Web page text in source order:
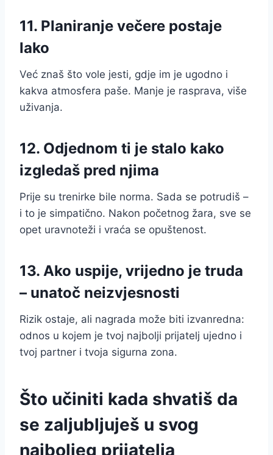
11. Planiranje večere postaje
lako
Već znaš što vole jesti, gdje im je ugodno i
kakva atmosfera paše. Manje je rasprava, više
uživanja.
12. Odjednom ti je stalo kako
izgledaš pred njima
Prije su trenirke bile norma. Sada se potrudiš –
i to je simpatično. Nakon početnog žara, sve se
opet uravnoteži i vraća se opuštenost.
13. Ako uspije, vrijedno je truda
– unatoč neizvjesnosti
Rizik ostaje, ali nagrada može biti izvanredna:
odnos u kojem je tvoj najbolji prijatelj ujedno i
tvoj partner i tvoja sigurna zona.
Što učiniti kada shvatiš da
se zaljubljuješ u svog
najboljeg prijatelja